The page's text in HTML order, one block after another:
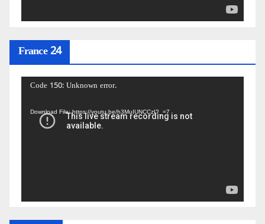
France 24
Video
Code 150: Unknown error.
Download File: https://youtu.be/h3MuIUNCCzI?_=7